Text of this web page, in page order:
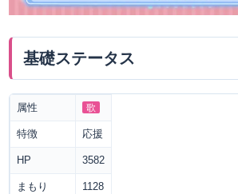
基礎ステータス
属性 歌
特徴 応援
HP 3582
まもり 1128